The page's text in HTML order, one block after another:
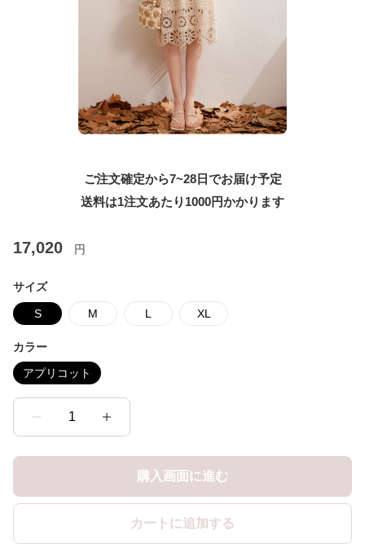
ご注文確定から7~28日でお届け予定
送料は1注文あたり 1000円かかります
17,020 円
サイズ
S M L XL
カラー
アプリコット
1
購入画面に進む
カートに追加する